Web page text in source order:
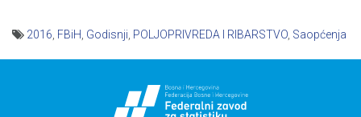
2016 FBiH Godisnji POLJOPRIVREDA I RIBARSTVO Saopćenja